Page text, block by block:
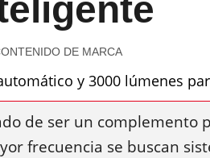
DE MARCA
y 3000 lúmenes
de ser un complemento
frecuencia se buscan